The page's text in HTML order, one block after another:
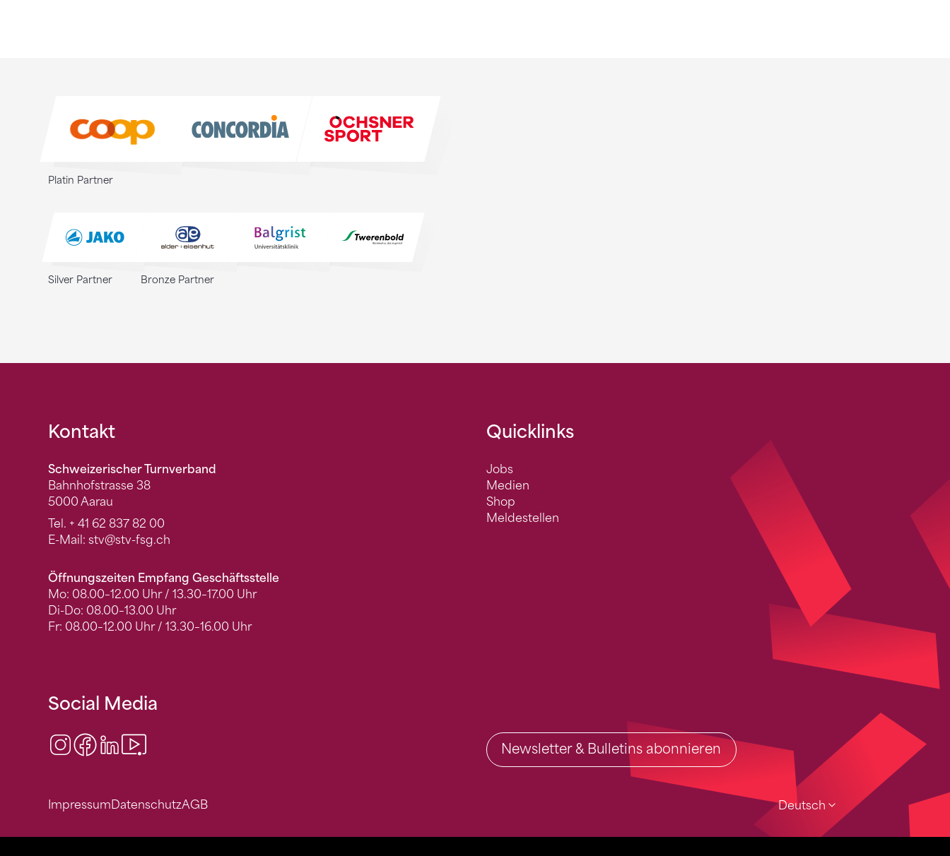
Platin Partner
Silver Partner Bronze Partner
Fusszeile
Kontakt
Schweizerischer Turnverband
Bahnhofstrasse 38
5000 Aarau
Tel. + 41 62 837 82 00
E-Mail: stv@stv-fsg.ch
Öffnungszeiten Empfang Geschäftsstelle
Mo: 08.00–12.00 Uhr / 13.30–17.00 Uhr
Di-Do: 08.00–13.00 Uhr
Fr: 08.00–12.00 Uhr / 13.30–16.00 Uhr
Quicklinks
Jobs
Medien
Shop
Meldestellen
Deutsch
Social Media
Instagram
Facebook
LinkedIn Newsletter & Bulletins abonnieren
ImpressumDatenschutzAGB